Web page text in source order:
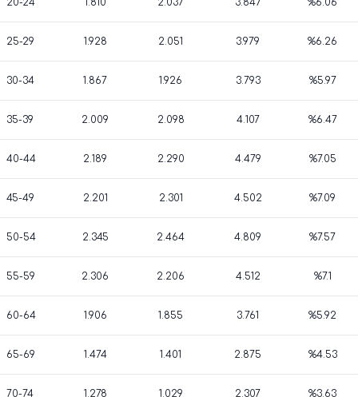
20-24 1.810 2.037 3.847 %6.06
25-29 1.928 2.051 3.979 %6.26
30-34 1.867 1.926 3.793 %5.97
35-39 2.009 2.098 4.107 %6.47
40-44 2.189 2.290 4.479 %7.05
45-49 2.201 2.301 4.502 %7.09
50-54 2.345 2.464 4.809 %7.57
55-59 2.306 2.206 4.512 %7.1
60-64 1.906 1.855 3.761 %5.92
65-69 1.474 1.401 2.875 %4.53
70-74 1.278 1.029 2.307 %3.63